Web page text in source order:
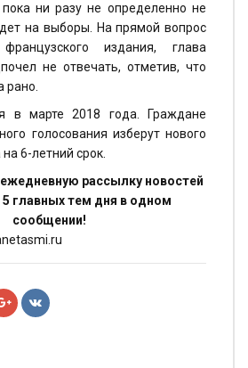
пока ни разу не определенно не
на выборы. На прямой вопрос
французского издания, глава
не отвечать, отметив, что
рано.
в марте 2018 года. Граждане
голосования изберут нового
6-летний срок.
рассылку новостей
5 главных тем дня в одном
сообщении!